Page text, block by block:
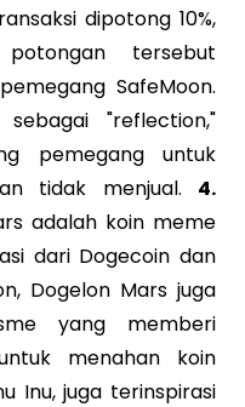
dipotong 10%,
tersebut
SafeMoon.
"reflection,"
pemegang untuk
tidak menjual. 4.
adalah koin meme
dari Dogecoin dan
Dogelon Mars juga
yang memberi
menahan koin
Inu, juga terinspirasi